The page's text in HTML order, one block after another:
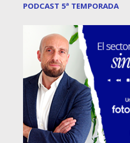
PODCAST 5ª TEMPORADA